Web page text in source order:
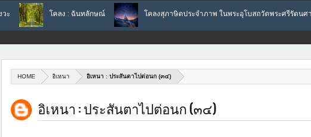
โคลง : ฉันทลักษณ์ โคลงสุภาษิตประจำภาพ ในพระอุโบสถวัดพระศรีรัตนศาสดาราม
HOME อิเหนา อิเหนา : ประสันตาไปต่อนก (๓๔)
อิเหนา : ประสันตาไปต่อนก (๓๔)